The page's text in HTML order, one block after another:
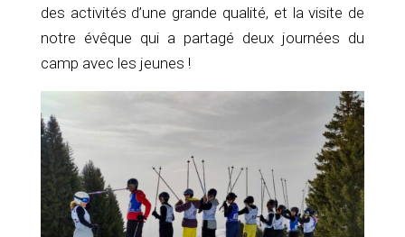
des activités d’une grande qualité, et la visite de
notre évêque qui a partagé deux journées du
camp avec les jeunes !